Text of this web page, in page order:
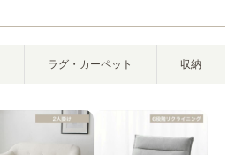
ラグ・カーペット 収納